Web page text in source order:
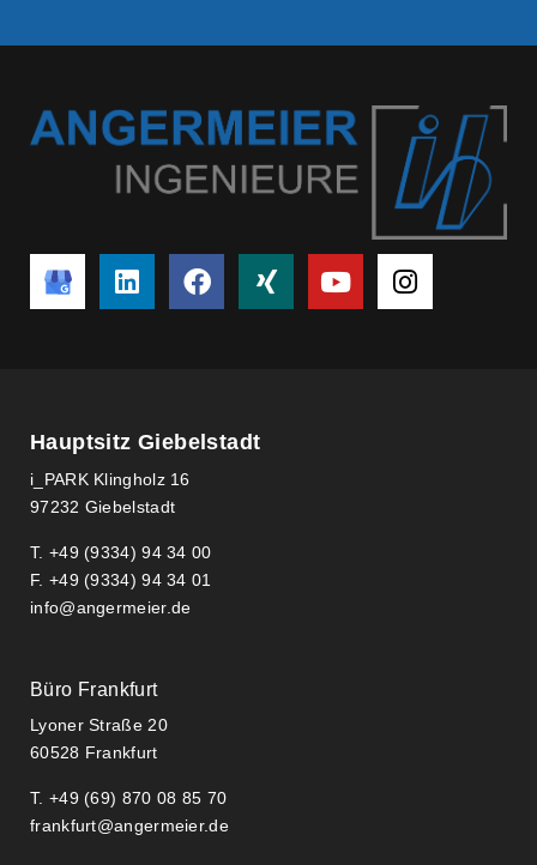
Hauptsitz Giebelstadt
i_PARK Klingholz 16
97232 Giebelstadt
T. +49 (9334) 94 34 00
F. +49 (9334) 94 34 01
info@angermeier.de
Büro Frankfurt
Lyoner Straße 20​
60528 Frankfurt
T. +49 (69) 870 08 85 70
frankfurt@angermeier.de